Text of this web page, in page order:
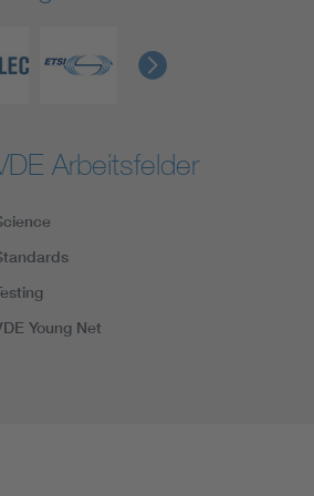
Arbeitsfelder
Young Net